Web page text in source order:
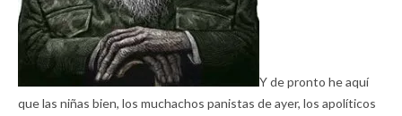
Y de pronto he aquí
que las niñas bien, los muchachos panistas de ayer, los apolíticos